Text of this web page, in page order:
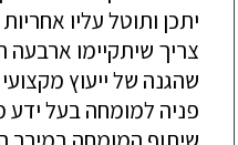
יתכן ותוטל עליו
צריך שיתקיימו